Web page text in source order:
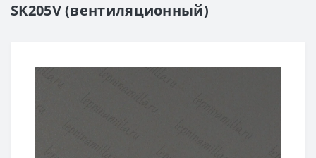
SK205V (вентиляционный)